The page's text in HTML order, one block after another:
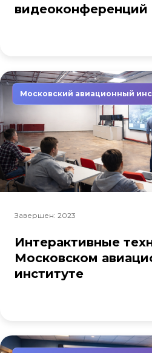
видеоконференций
Московский авиационный
Завершен: 2023
Интерактивные
Московском
институте